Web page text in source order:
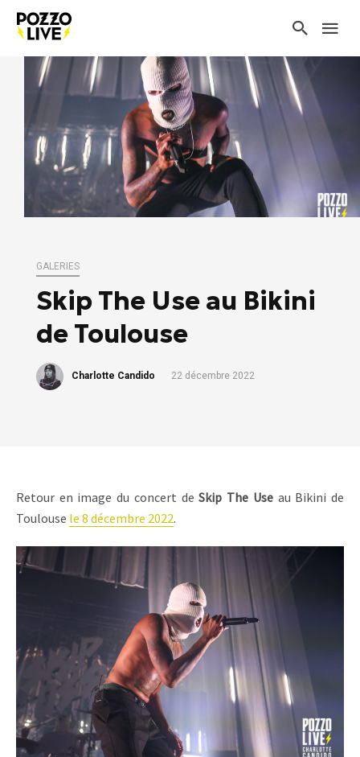
GALERIES
Skip The Use au Bikini
de Toulouse
Charlotte Candido 22 décembre 2022
Retour en image du concert deSkip The Useau Bikini de
Toulouse le 8 décembre 2022.